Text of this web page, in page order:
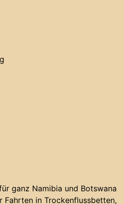
ganz Namibia und Botswana
Fahrten in Trockenflussbetten,